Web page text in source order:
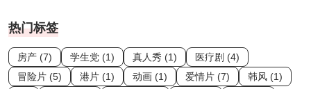
热门标签
房产 (7) 学生党 (1) 真人秀 (1)
医疗剧 (4)
冒险片 (5)
港片 (1) 动画 (1) 爱情片 (7)
韩风 (1)